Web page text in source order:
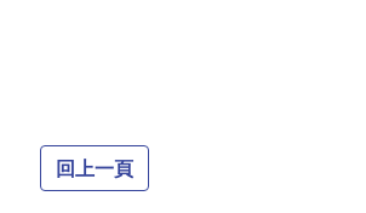
回上一頁